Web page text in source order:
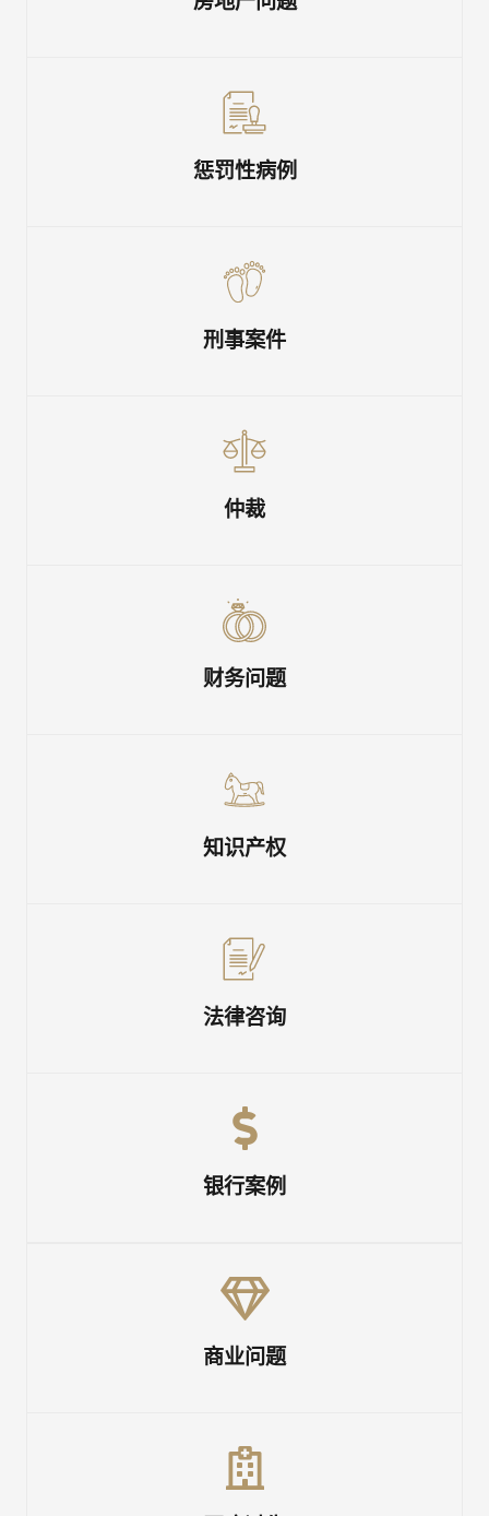
惩罚性病例
刑事案件
仲裁
财务问题
知识产权
法律咨询
银行案例
商业问题